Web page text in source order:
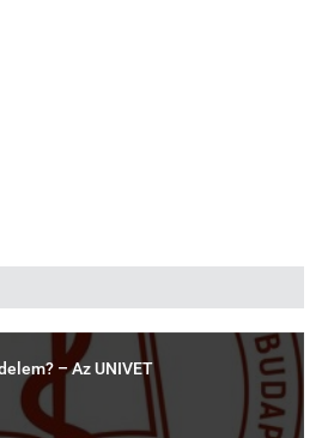
– Az UNIVET